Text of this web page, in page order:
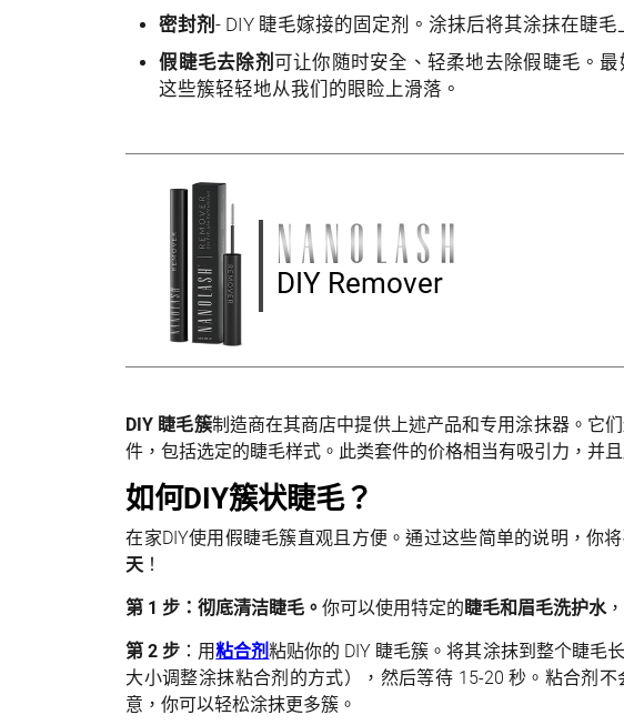
密封剂- DIY 睫毛嫁接的固定剂。涂抹后将其涂抹在睫毛
假睫毛去除剂 可让你随时安全、轻柔地去除假睫毛。
这些簇轻轻地从我们的眼睑上滑落。
DIY Remover
DIY 睫毛簇制造商在其商店中提供上述产品和专用涂抹器。它
件，包括选定的睫毛样式。此类套件的价格相当有吸引力，并
如何DIY簇状睫毛？
在家DIY使用假睫毛簇直观且方便。通过这些简单的说明，你
天 ！
第 1 步：彻底清洁睫毛。你可以使用特定的 睫毛和眉毛洗护水
第 2 步 ：用粘合剂粘贴你的 DIY 睫毛簇。将其涂抹到整个睫毛
大小调整涂抹粘合剂的方式），然后等待 15-20 秒。粘合剂
意，你可以轻松涂抹更多簇。